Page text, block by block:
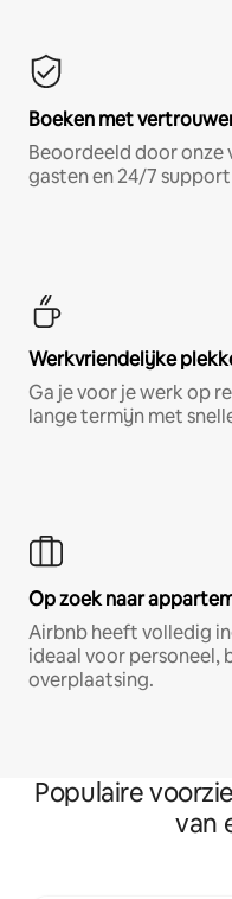
Boeken met
Beoordeeld door
gasten en 24/7
Werkvriendelijke
Ga je voor je werk op
lange termijn met
Op zoek naar
Airbnb heeft volledig
ideaal voor personeel,
overplaatsing.
Populaire
van